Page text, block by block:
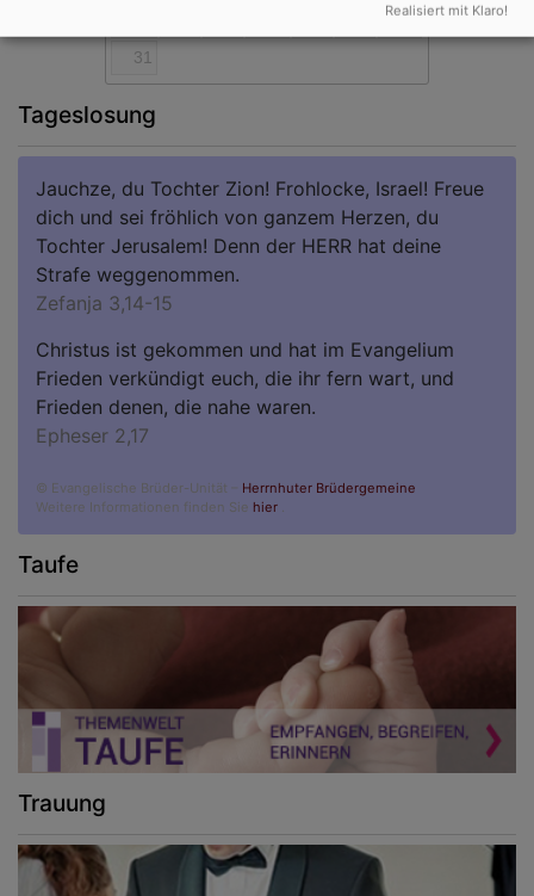
30
31
Tageslosung
Jauchze, du Tochter Zion! Frohlocke, Israel! Freue
dich und sei fröhlich von ganzem Herzen, du
Tochter Jerusalem! Denn der HERR hat deine
Strafe weggenommen.
Zefanja 3,14-15
Christus ist gekommen und hat im Evangelium
Frieden verkündigt euch, die ihr fern wart, und
Frieden denen, die nahe waren.
Epheser 2,17
© Evangelische Brüder-Unität – Herrnhuter Brüdergemeine
Weitere Informationen finden Sie hier .
Taufe
Trauung
Realisiert mit Klaro!